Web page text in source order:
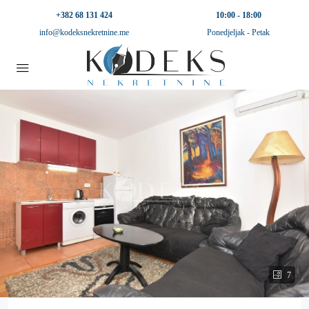
+382 68 131 424
info@kodeksnekretnine.me
10:00 - 18:00
Ponedjeljak - Petak
7